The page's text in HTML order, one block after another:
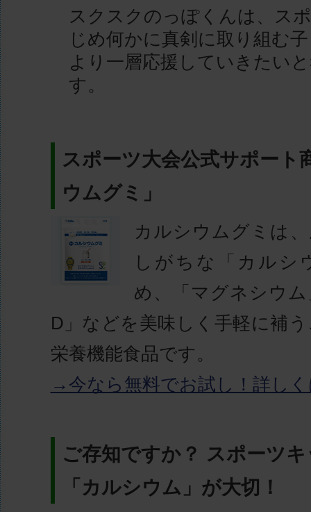
スクスクのっぽくんは、ス
じめ何かに真剣に取り組む
より一層応援していきたい
す。
スポーツ大会公式サポート
ウムグミ」
カルシウムグミは
しがちな「カルシ
め、「マグネシウ
D」などを美味しく手軽に補
栄養機能食品です。
→今なら無料でお試し！詳し
ご存知ですか？ スポーツ
「カルシウム」が大切！